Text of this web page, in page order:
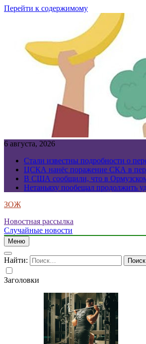
Перейти к содержимому
6 августа, 2026
Стали известны подробности о
ЦСКА нанёс поражение СКА в
В США сообщили, что в
Нетаньяху пообещал продолжить
ЗОЖ
Новостная рассылка
Случайные новости
Меню
Найти:
Заголовки